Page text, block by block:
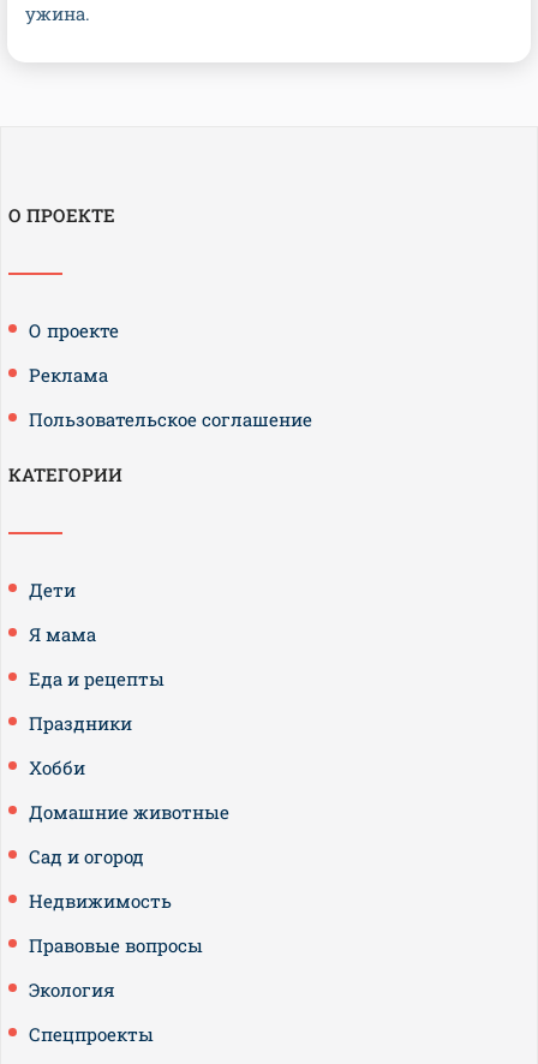
ужина.
О ПРОЕКТЕ
О проекте
Реклама
Пользовательское соглашение
КАТЕГОРИИ
Дети
Я мама
Еда и рецепты
Праздники
Хобби
Домашние животные
Сад и огород
Недвижимость
Правовые вопросы
Экология
Спецпроекты